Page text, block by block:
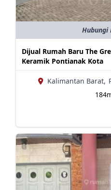
Hubungi
Dijual Rumah Baru The
Keramik Pontianak Kota
Kalimantan Barat,